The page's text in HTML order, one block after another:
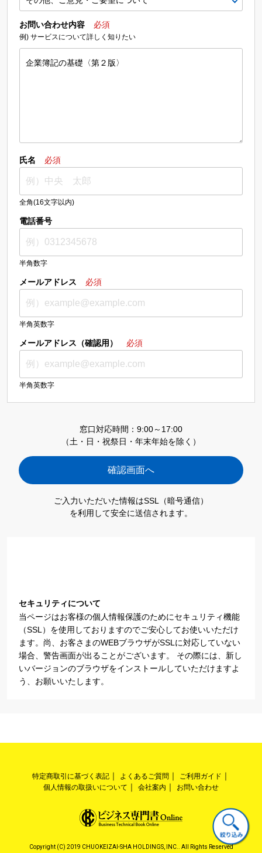
お問い合わせ内容 必須
例) サービスについて詳しく知りたい
氏名 必須
全角(16文字以内)
電話番号
半角数字
メールアドレス 必須
半角英数字
メールアドレス（確認用） 必須
半角英数字
窓口対応時間：9:00～17:00
（土・日・祝祭日・年末年始を除く）
ご入力いただいた情報はSSL（暗号通信）
を利用して安全に送信されます。
セキュリティについて
当ページはお客様の個人情報保護のためにセキュリティ機能
（SSL）を使用しておりますのでご安心してお使いいただけ
ます。尚、お客さまのWEBブラウザがSSLに対応していない
場合、警告画面が出ることがございます。 その際には、新し
いバージョンのブラウザをインストールしていただけますよ
う、お願いいたします。
特定商取引に基づく表記 よくあるご質問
ご利用ガイド
個人情報の取扱いについて
会社案内 お問い合わせ
Copyright (C) 2019 CHUOKEIZAI-SHA HOLDINGS, INC.. All Rights Reserved